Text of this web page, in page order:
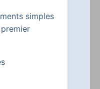
simples